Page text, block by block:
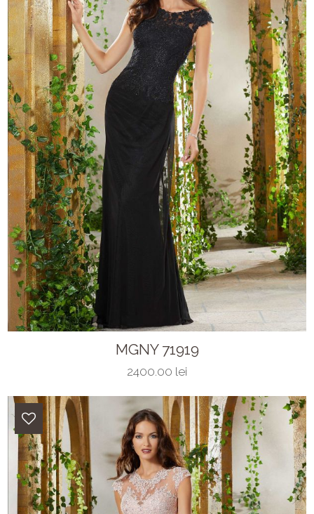
MGNY 71919
2400.00 lei